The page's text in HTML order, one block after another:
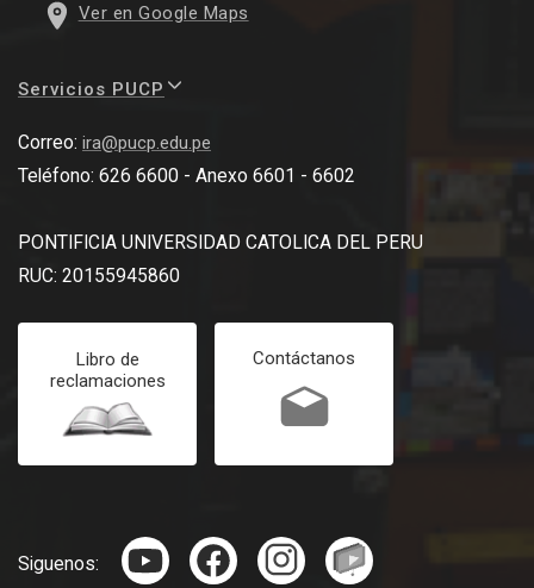
Ver en Google Maps
Servicios PUCP
Correo: ira@pucp.edu.pe
Teléfono: 626 6600 - Anexo 6601 - 6602
PONTIFICIA UNIVERSIDAD CATOLICA DEL PERU
RUC: 20155945860
Libro de
reclamaciones
Contáctanos
Siguenos: